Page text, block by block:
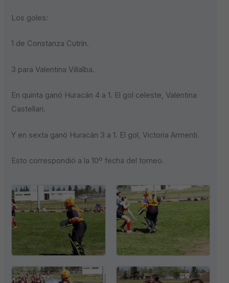
Los goles:
1 de Constanza Cutrín.
3 para Valentina Villalba.
En quinta ganó Huracán 4 a 1. El gol celeste, Valentina
Castellari.
Y en sexta ganó Huracán 3 a 1. El gol, Victoria Armenti.
Esto correspondió a la 10º fecha del torneo.